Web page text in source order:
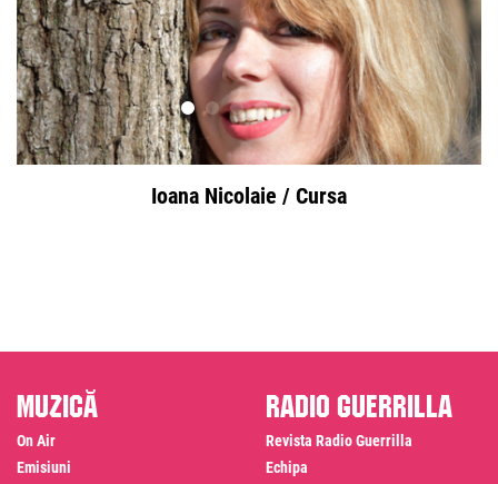
Ioana Nicolaie / Cursa
Muzică
On Air
Emisiuni
Radio Guerrilla
Revista Radio Guerrilla
Echipa